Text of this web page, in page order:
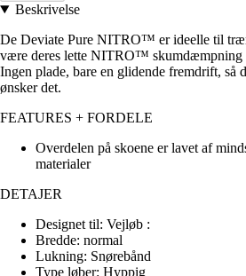
Beskrivelse
De Deviate Pure NITRO™ er ideelle til
være deres lette NITRO™ skumdæmpning
Ingen plade, bare en glidende fremdrift, så
ønsker det.
FEATURES + FORDELE
Overdelen på skoene er lavet af
materialer
DETAJER
Designet til: Vejløb :
Bredde: normal
Lukning: Snørebånd
Type løber: Hyppig